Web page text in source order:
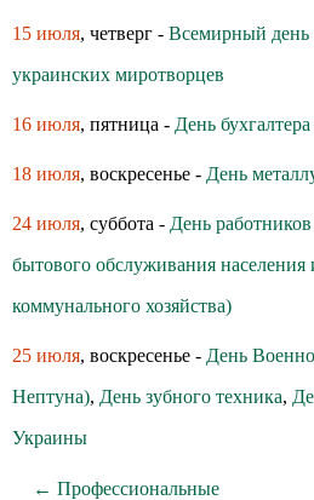
15 июля, четверг - Всемирный день
украинских миротворцев
16 июля, пятница - День
18 июля, воскресенье - День
24 июля, суббота - День
бытового обслуживания
коммунального хозяйства)
25 июля, воскресенье - День
Нептуна), День зубного техника,
Украины
← Профессиональные